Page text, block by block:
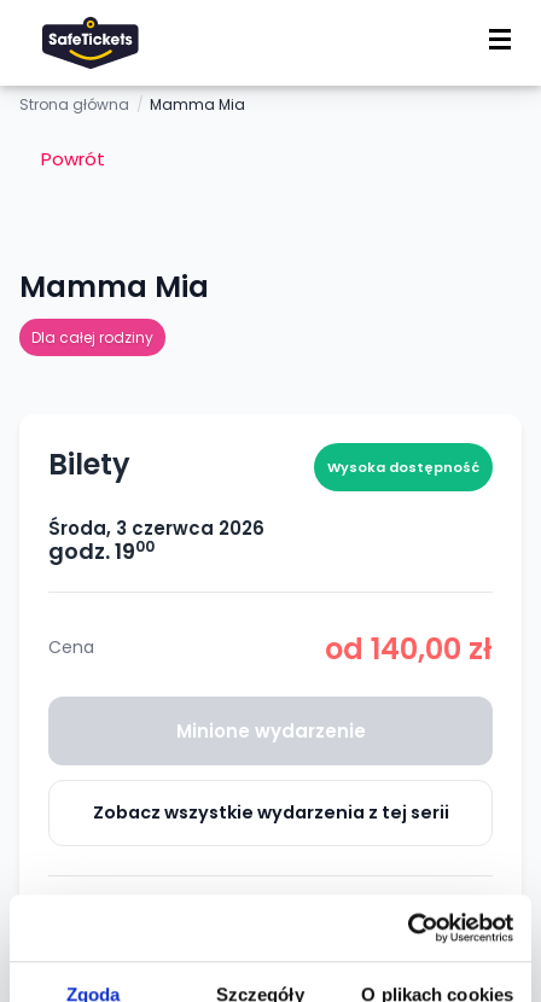
Zgoda Szczegóły O plikach cookies
Strona główna / Mamma Mia
Powrót
Mamma Mia
Dla całej rodziny
Bilety Wysoka dostępność
Środa, 3 czerwca 2026
godz. 1900
Cena od 140,00 zł
Minione wydarzenie
Zobacz wszystkie wydarzenia z tej serii